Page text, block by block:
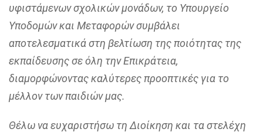
υφιστάμενων σχολικών μονάδων, το Υπουργείο
Υποδομών και Μεταφορών συμβάλει
αποτελεσματικά στη βελτίωση της ποιότητας της
εκπαίδευσης σε όλη την Επικράτεια,
διαμορφώνοντας καλύτερες προοπτικές για το
μέλλον των παιδιών μας.
Θέλω να ευχαριστήσω τη Διοίκηση και τα στελέχη